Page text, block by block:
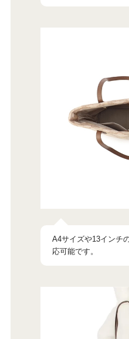
A4サイズや13インチ
応可能です。